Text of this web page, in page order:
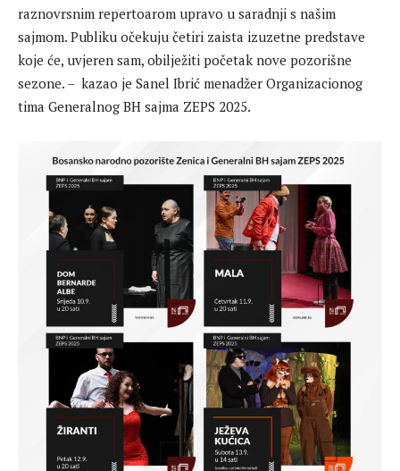
raznovrsnim repertoarom upravo u saradnji s našim
sajmom. Publiku očekuju četiri zaista izuzetne predstave
koje će, uvjeren sam, obilježiti početak nove pozorišne
sezone. – kazao je Sanel Ibrić menadžer Organizacionog
tima Generalnog BH sajma ZEPS 2025.